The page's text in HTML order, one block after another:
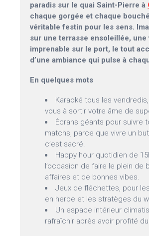
paradis sur le quai Saint-Pierre à
chaque gorgée et chaque
véritable festin pour les sens.
sur une terrasse ensoleillée, une
imprenable sur le port, le tout
d’une ambiance qui pulse à
En quelques mots
Karaoké tous les
vous à sortir votre âme de
Écrans géants pour suivre
matchs, parce que vivre un
c’est sacré.
Happy hour quotidien de
l’occasion de faire le plein de
affaires et de bonnes vibes.
Jeux de fléchettes, pour
en herbe et les stratèges du
Un espace intérieur
rafraîchir après avoir profité